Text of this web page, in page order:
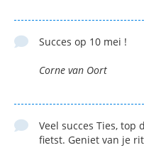
Succes op 10 mei !
Corne van Oort
Veel succes Ties, top
fietst. Geniet van je